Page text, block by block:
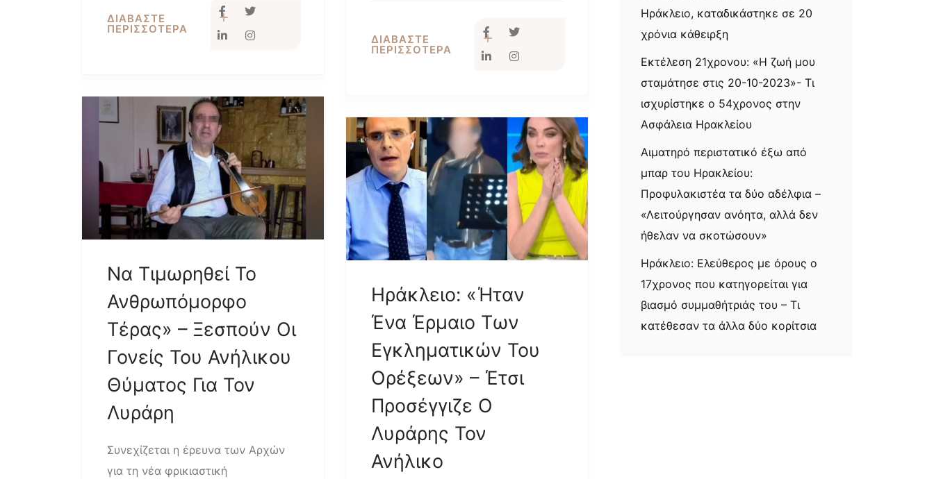
ΔΙΑΒΑΣΤΕ
ΠΕΡΙΣΣΟΤΕΡΑ
ΔΙΑΒΑΣΤΕ
ΠΕΡΙΣΣΟΤΕΡΑ
Να Τιμωρηθεί Το
Ανθρωπόμορφο
Τέρας» – Ξεσπούν Οι
Γονείς Του Ανήλικου
Θύματος Για Τον
Λυράρη
Συνεχίζεται η έρευνα των Αρχών
για τη νέα φρικιαστική
Ηράκλειο: «Ήταν
Ένα Έρμαιο Των
Εγκληματικών Του
Ορέξεων» – Έτσι
Προσέγγιζε Ο
Λυράρης Τον
Ανήλικο
Ηράκλειο, καταδικάστηκε σε 20
χρόνια κάθειρξη
Εκτέλεση 21χρονου: «Η ζωή μου
σταμάτησε στις 20-10-2023»- Τι
ισχυρίστηκε ο 54χρονος στην
Ασφάλεια Ηρακλείου
Αιματηρό περιστατικό έξω από
μπαρ του Ηρακλείου:
Προφυλακιστέα τα δύο αδέλφια –
«Λειτούργησαν ανόητα, αλλά δεν
ήθελαν να σκοτώσουν»
Ηράκλειο: Ελεύθερος με όρους ο
17χρονος που κατηγορείται για
βιασμό συμμαθήτριάς του – Τι
κατέθεσαν τα άλλα δύο κορίτσια